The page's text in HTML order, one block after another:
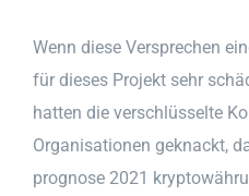
Wenn diese Versprechen
für dieses Projekt sehr
hatten die verschlüsselte
Organisationen geknackt,
prognose 2021